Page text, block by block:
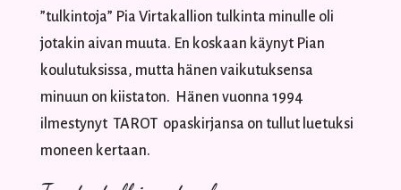
”tulkintoja” Pia Virtakallion tulkinta minulle oli
jotakin aivan muuta. En koskaan käynyt Pian
koulutuksissa, mutta hänen vaikutuksensa
minuun on kiistaton. Hänen vuonna 1994
ilmestynyt TAROT opaskirjansa on tullut luetuksi
moneen kertaan.